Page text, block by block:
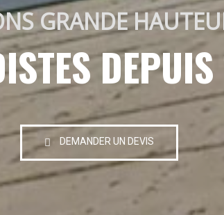
GRANDE
DEMANDER UN DEVIS